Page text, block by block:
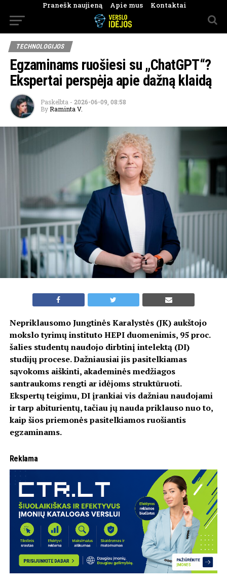
Pranešk naujieną Apie mus Kontaktai
TECHNOLOGIJOS
Egzaminams ruošiesi su „ChatGPT“?
Ekspertai perspėja apie dažną klaidą
Paskelbta - 2026-06-09, 08:58
By Raminta V.
Nepriklausomo Jungtinės Karalystės (JK) aukštojo
mokslo tyrimų instituto HEPI duomenimis, 95 proc.
šalies studentų naudojo dirbtinį intelektą (DI)
studijų procese. Dažniausiai jis pasitelkiamas
sąvokoms aiškinti, akademinės medžiagos
santraukoms rengti ar idėjoms struktūruoti.
Ekspertų teigimu, DI įrankiai vis dažniau naudojami
ir tarp abiturientų, tačiau jų nauda priklauso nuo to,
kaip šios priemonės pasitelkiamos ruošiantis
egzaminams.
Reklama